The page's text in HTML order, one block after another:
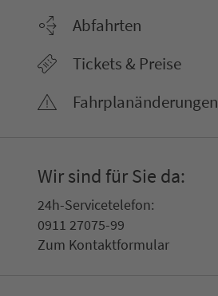
Abfahrten
Tickets & Preise
Fahr­plan­ände­rungen
Wir sind für Sie da:
24h-Ser­vice­te­le­fon:
0911 27075-99
Zum Kon­taktformular